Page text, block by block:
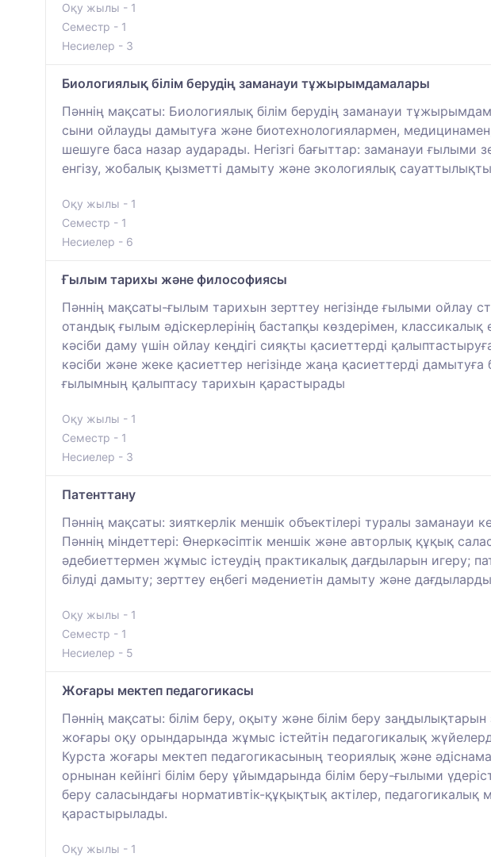
Оқу жылы - 1
Семестр - 1
Несиелер - 3
Биологиялық білім берудің заманауи тұжырымдамалары
Пәннің мақсаты: Биологиялық білім берудің заманауи
сыни ойлауды дамытуға және биотехнологиялармен,
шешуге баса назар аударады. Негізгі бағыттар: заманауи
енгізу, жобалық қызметті дамыту және экологиялық
Оқу жылы - 1
Семестр - 1
Несиелер - 6
Ғылым тарихы және философиясы
Пәннің мақсаты-ғылым тарихын зерттеу негізінде ғылыми ойлау
отандық ғылым әдіскерлерінің бастапқы көздерімен,
кәсіби даму үшін ойлау кеңдігі сияқты қасиеттерді
кәсіби және жеке қасиеттер негізінде жаңа қасиеттерді
ғылымның қалыптасу тарихын қарастырады
Оқу жылы - 1
Семестр - 1
Несиелер - 3
Патенттану
Пәннің мақсаты: зияткерлік меншік объектілері туралы
Пәннің міндеттері: Өнеркәсіптік меншік және авторлық құқық
әдебиеттермен жұмыс істеудің практикалық дағдыларын игеру;
білуді дамыту; зерттеу еңбегі мәдениетін дамыту және
Оқу жылы - 1
Семестр - 1
Несиелер - 5
Жоғары мектеп педагогикасы
Пәннің мақсаты: білім беру, оқыту және білім беру
жоғары оқу орындарында жұмыс істейтін педагогикалық
Курста жоғары мектеп педагогикасының теориялық және
орнынан кейінгі білім беру ұйымдарында білім беру-ғылыми
беру саласындағы нормативтік-құқықтық актілер, педагогикалық
қарастырылады.
Оқу жылы - 1